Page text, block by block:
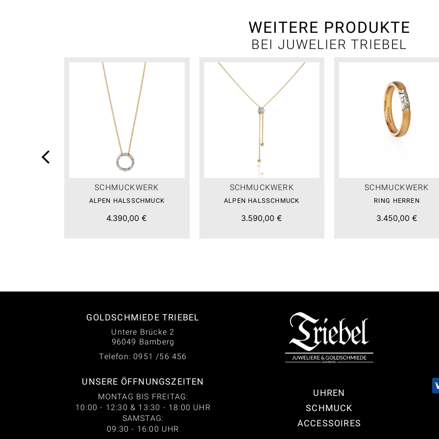
WEITERE PRODUKTE
BEI JUWELIER TRIEBEL
SCHMUCKWERK
ALPEN HALSSCHMUCK
4.390,00 €
SCHMUCKWERK
ALPEN HALSSCHMUCK
3.590,00 €
SCHMUCKWERK
RING HERREN
3.450,00 €
GOLDSCHMIEDE TRIEBEL
Untere Brücke 2
96049 Bamberg
Telefon: 0951 /56 456
UNSERE ÖFFNUNGSZEITEN
MONTAG BIS FREITAG:
10:00 - 12:30 & 13:30 - 18:00 UHR
SAMSTAG:
09:30 - 16:00 UHR
UHREN
SCHMUCK
ACCESSOIRES